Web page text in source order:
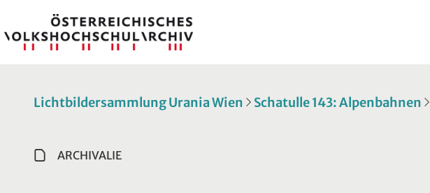
Lichtbildersammlung Urania Wien Schatulle 143: Alpenbahnen
ARCHIVALIE